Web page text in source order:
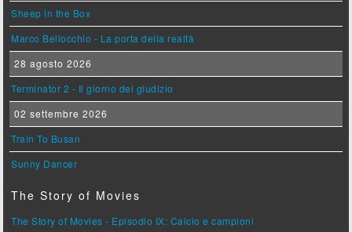
Sheep in the Box
Marco Bellocchio - La porta della realtà
28 agosto 2026
Terminator 2 - Il giorno del giudizio
02 settembre 2026
Train To Busan
Sunny Dancer
The Story of Movies
The Story of Movies - Episodio IX: Calcio e campioni